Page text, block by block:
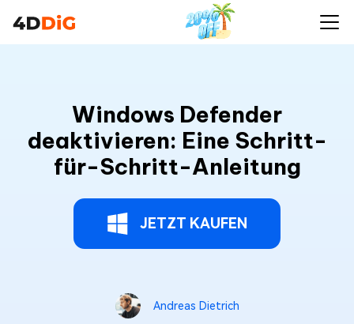
Windows Defender
deaktivieren: Eine Schritt-
für-Schritt-Anleitung
JETZT KAUFEN
Andreas Dietrich